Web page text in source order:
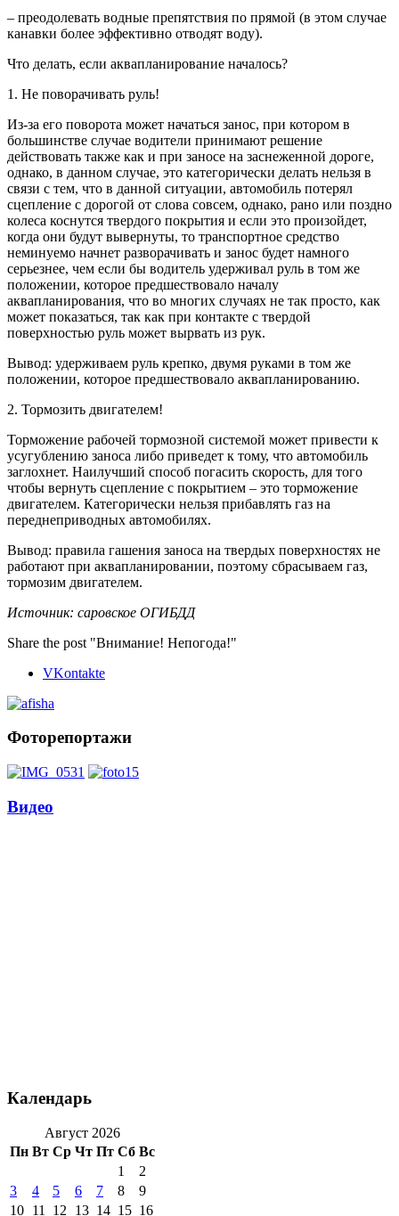
– преодолевать водные препятствия по прямой (в этом случае
канавки более эффективно отводят воду).
Что делать, если аквапланирование началось?
1. Не поворачивать руль!
Из-за его поворота может начаться занос, при котором в
большинстве случае водители принимают решение
действовать также как и при заносе на заснеженной дороге,
однако, в данном случае, это категорически делать нельзя в
связи с тем, что в данной ситуации, автомобиль потерял
сцепление с дорогой от слова совсем, однако, рано или поздно
колеса коснутся твердого покрытия и если это произойдет,
когда они будут вывернуты, то транспортное средство
неминуемо начнет разворачивать и занос будет намного
серьезнее, чем если бы водитель удерживал руль в том же
положении, которое предшествовало началу
аквапланирования, что во многих случаях не так просто, как
может показаться, так как при контакте с твердой
поверхностью руль может вырвать из рук.
Вывод: удерживаем руль крепко, двумя руками в том же
положении, которое предшествовало аквапланированию.
2. Тормозить двигателем!
Торможение рабочей тормозной системой может привести к
усугублению заноса либо приведет к тому, что автомобиль
заглохнет. Наилучший способ погасить скорость, для того
чтобы вернуть сцепление с покрытием – это торможение
двигателем. Категорически нельзя прибавлять газ на
переднеприводных автомобилях.
Вывод: правила гашения заноса на твердых поверхностях не
работают при аквапланировании, поэтому сбрасываем газ,
тормозим двигателем.
Источник: саровское ОГИБДД
Share the post "Внимание! Непогода!"
VKontakte
Фоторепортажи
Видео
Календарь
Август 2026
Пн Вт Ср Чт Пт Сб Вс
1
2
3
4 5 6 7 8
9
10 11 12 13 14 15 16